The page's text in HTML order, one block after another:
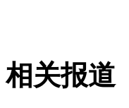
山西运城恶犬咬伤
相关报道